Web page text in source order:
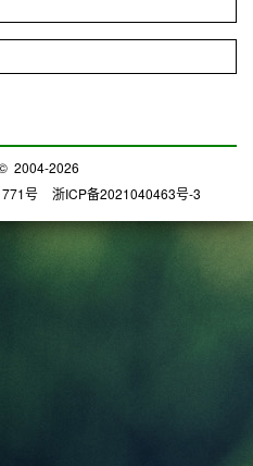
2004-2026
号
浙ICP备2021040463号-3